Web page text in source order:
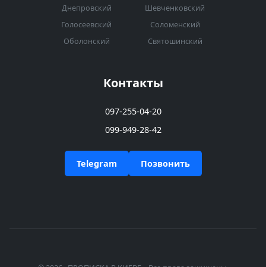
Днепровский
Голосеевский
Оболонский
Шевченковский
Соломенский
Святошинский
Контакты
097-255-04-20
099-949-28-42
Telegram Позвонить